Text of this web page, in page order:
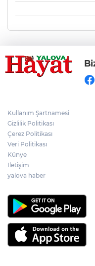
Kullanım Şartnamesi
Gizlilik Politikası
Çerez Politikası
Veri Politikası
Künye
İletişim
yalova haber